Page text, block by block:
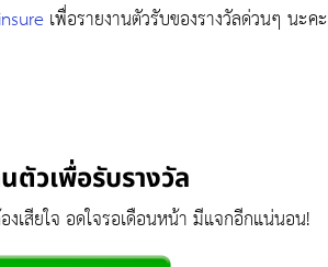
เพื่อรายงานตัวรับของรางวัลด่วนๆ นะคะ
ตัวเพื่อรับรางวัล
งเสียใจ อดใจรอเดือนหน้า มีแจกอีกแน่นอน!